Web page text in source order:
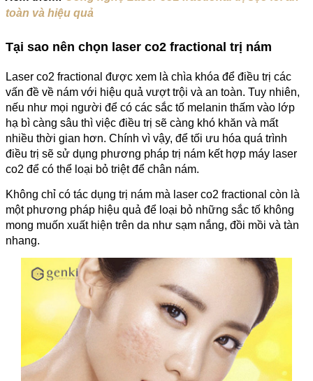
toàn và hiệu quả
Tại sao nên chọn laser co2 fractional trị nám
Laser co2 fractional được xem là chìa khóa để điều trị các
vấn đề về nám với hiệu quả vượt trội và an toàn. Tuy nhiên,
nếu như mọi người để có các sắc tố melanin thấm vào lớp
hạ bì càng sâu thì việc điều trị sẽ càng khó khăn và mất
nhiều thời gian hơn. Chính vì vậy, để tối ưu hóa quá trình
điều trị sẽ sử dụng phương pháp trị nám kết hợp máy laser
co2 để có thể loại bỏ triệt để chân nám.
Không chỉ có tác dụng trị nám mà laser co2 fractional còn là
một phương pháp hiệu quả để loại bỏ những sắc tố không
mong muốn xuất hiện trên da như sạm nắng, đồi mồi và tàn
nhang.